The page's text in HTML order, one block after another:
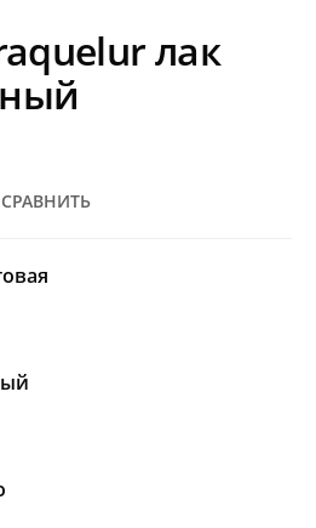
лак
СРАВНИТЬ